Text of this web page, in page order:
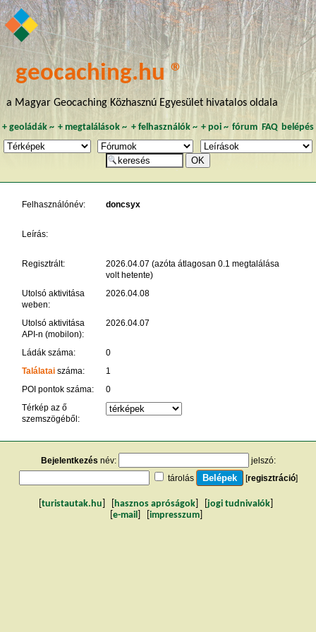
geocaching.hu ®
a Magyar Geocaching Közhasznú Egyesület hivatalos oldala
+ geoládák~ +megtalálások ~ + felhasználók~ + poi~ fórum FAQ belépés
Felhasználónév: doncsyx
Leírás:
Regisztrált:
2026.04.07 (azóta átlagosan 0.1 megtalálása
volt hetente)
Utolsó aktivitása
weben:
2026.04.08
Utolsó aktivitása
API-n (mobilon):
2026.04.07
Ládák száma:
0
Találataiszáma:
1
POI pontok száma:
0
Térkép az ő
szemszögéből:
Bejelentkezés név:
jelszó:
tárolás
[regisztráció]
turistautak.hu hasznos apróságok jogi tudnivalók
e-mail impresszum]